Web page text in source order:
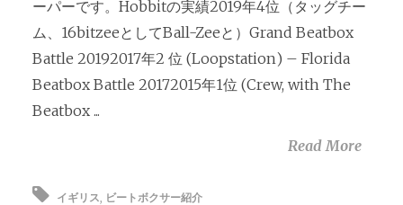
ーパーです。Hobbitの実績2019年4位（タッグチー
ム、16bitzeeとしてBall-Zeeと）Grand Beatbox
Battle 20192017年2 位 (Loopstation) – Florida
Beatbox Battle 20172015年1位 (Crew, with The
Beatbox ...
Read More
イギリス ビートボクサー紹介